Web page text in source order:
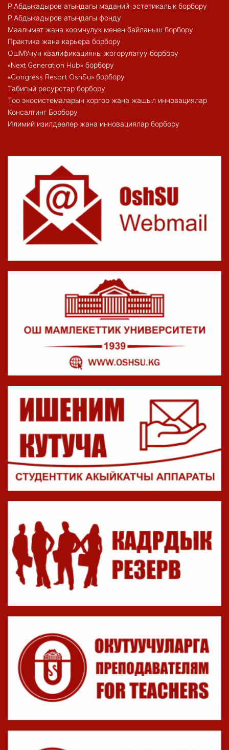
Р.Абдыкадыров атындагы маданий-эстетикалык борбору
Р.Абдыкадыров атындагы фонду
Маалымат жана коомчулук менен байланыш борбору
Практика жана карьера борбору
ОшМУнун квалификацияны жогорулатуу борбору
«Next Generation Hub» борбору
«Congress Resort OshSu» борбору
Табигый ресурстар борбору
Тоо экосистемаларын коргоо жана жашыл инновациялар
Консалтинг Борбору
Илимий изилдөөлөр жана инновациялар борбору